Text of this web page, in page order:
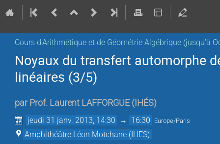
Cours d'Arithmétique et de Géométrie Algébrique (jusqu'à
Noyaux du transfert automorphe
linéaires (3/5)
par Prof. Laurent LAFFORGUE ( IHÉS)
jeudi 31 janv. 2013, 14:30 → 16:30 Europe/Paris
Amphithéâtre Léon Motchane (IHES)